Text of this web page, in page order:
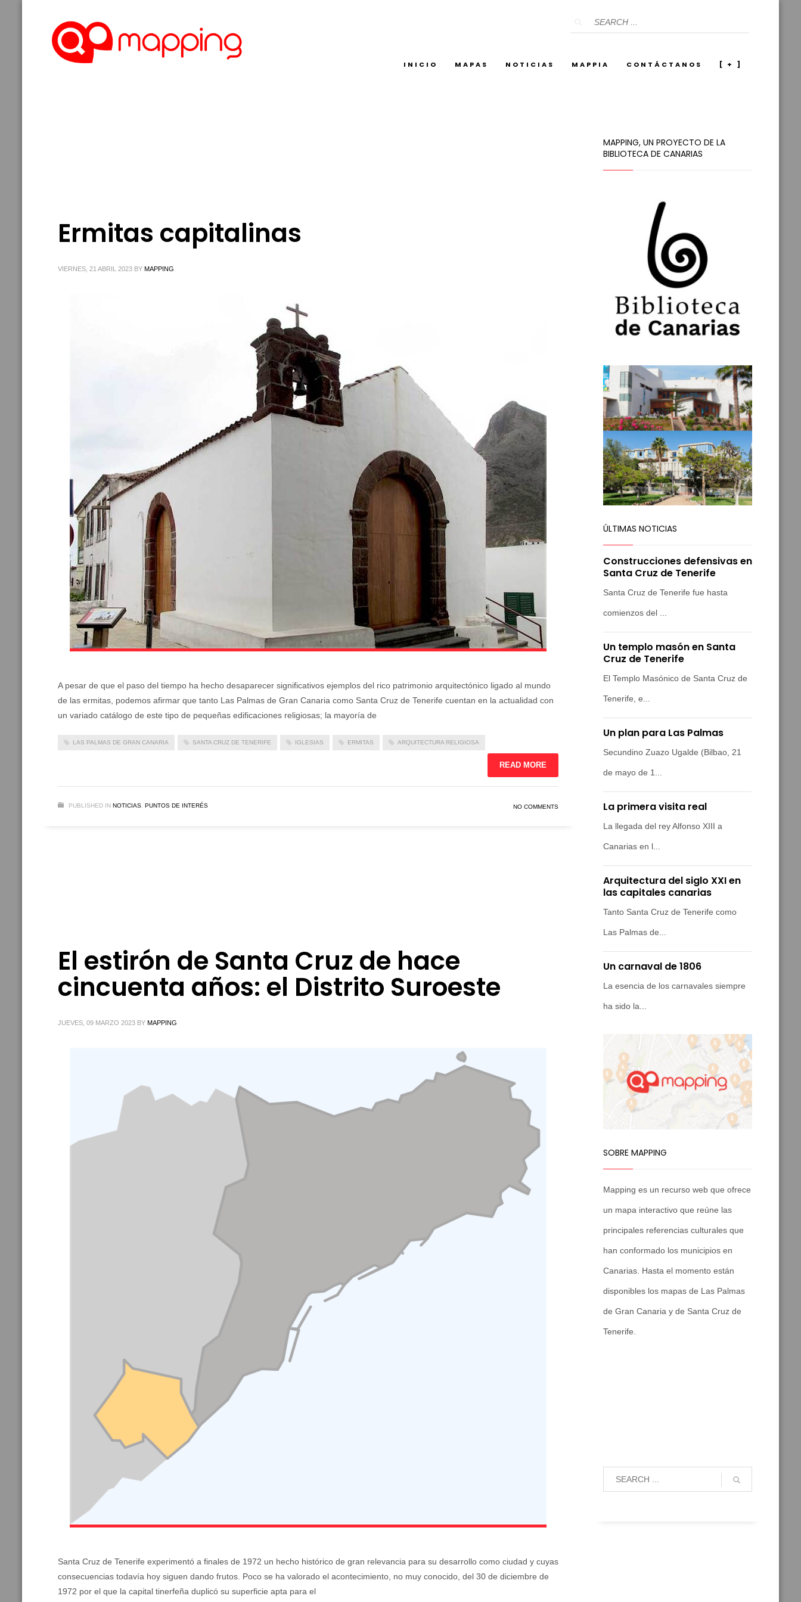
INICIO MAPAS NOTICIAS MAPPIA CONTÁCTANOS [ + ]
Ermitas capitalinas
VIERNES, 21 ABRIL 2023 BY MAPPING
A pesar de que el paso del tiempo ha hecho desaparecer significativos ejemplos del rico patrimonio arquitectónico ligado al mundo
de las ermitas, podemos afirmar que tanto Las Palmas de Gran Canaria como Santa Cruz de Tenerife cuentan en la actualidad con
un variado catálogo de este tipo de pequeñas edificaciones religiosas; la mayoría de
LAS PALMAS DE GRAN CANARIA SANTA CRUZ DE TENERIFE IGLESIAS ERMITAS ARQUITECTURA RELIGIOSA
READ MORE
PUBLISHED IN NOTICIAS, PUNTOS DE INTERÉS NO COMMENTS
El estirón de Santa Cruz de hace
cincuenta años: el Distrito Suroeste
JUEVES, 09 MARZO 2023 BY MAPPING
Santa Cruz de Tenerife experimentó a finales de 1972 un hecho histórico de gran relevancia para su desarrollo como ciudad y cuyas
consecuencias todavía hoy siguen dando frutos. Poco se ha valorado el acontecimiento, no muy conocido, del 30 de diciembre de
1972 por el que la capital tinerfeña duplicó su superficie apta para el
MAPPING, UN PROYECTO DE LA
BIBLIOTECA DE CANARIAS
ÚLTIMAS NOTICIAS
Construcciones defensivas en
Santa Cruz de Tenerife
Santa Cruz de Tenerife fue hasta
comienzos del ...
Un templo masón en Santa
Cruz de Tenerife
El Templo Masónico de Santa Cruz de
Tenerife, e...
Un plan para Las Palmas
Secundino Zuazo Ugalde (Bilbao, 21
de mayo de 1...
La primera visita real
La llegada del rey Alfonso XIII a
Canarias en l...
Arquitectura del siglo XXI en
las capitales canarias
Tanto Santa Cruz de Tenerife como
Las Palmas de...
Un carnaval de 1806
La esencia de los carnavales siempre
ha sido la...
SOBRE MAPPING
Mapping es un recurso web que ofrece
un mapa interactivo que reúne las
principales referencias culturales que
han conformado los municipios en
Canarias. Hasta el momento están
disponibles los mapas de Las Palmas
de Gran Canaria y de Santa Cruz de
Tenerife.